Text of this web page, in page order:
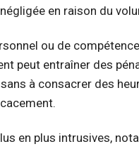
en raison du
ou de
peut entraîner des
à consacrer des
en plus intrusives,